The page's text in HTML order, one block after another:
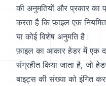
की अनुमतियों और प्रकार का
करता है कि फ़ाइल एक
या कोई विशेष अनुमति है।
फ़ाइल का आकार हेडर में एक
संग्रहीत किया जाता है, जो
बाइट्स की संख्या को इंगित